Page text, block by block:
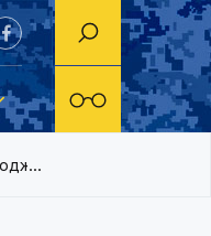
за серпень 2014